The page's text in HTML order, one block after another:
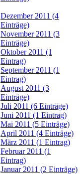
Dezember 2011 (4
Einträge)
November 2011 (3
Einträge)
Oktober 2011 (1
Eintrag)
September 2011 (1
Eintrag)
August 2011 (3
Einträge)
Juli 2011 (6 Einträge)
Juni 2011 (1 Eintrag)
Mai 2011 (5 Einträge)
April 2011 (4 Einträge)
März 2011 (1 Eintrag)
Februar 2011 (1
Eintrag)
Januar 2011 (2 Einträge)